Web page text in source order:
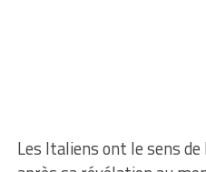
Les Italiens ont le sens